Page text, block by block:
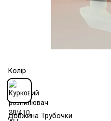
Колір
Довжина Трубочки